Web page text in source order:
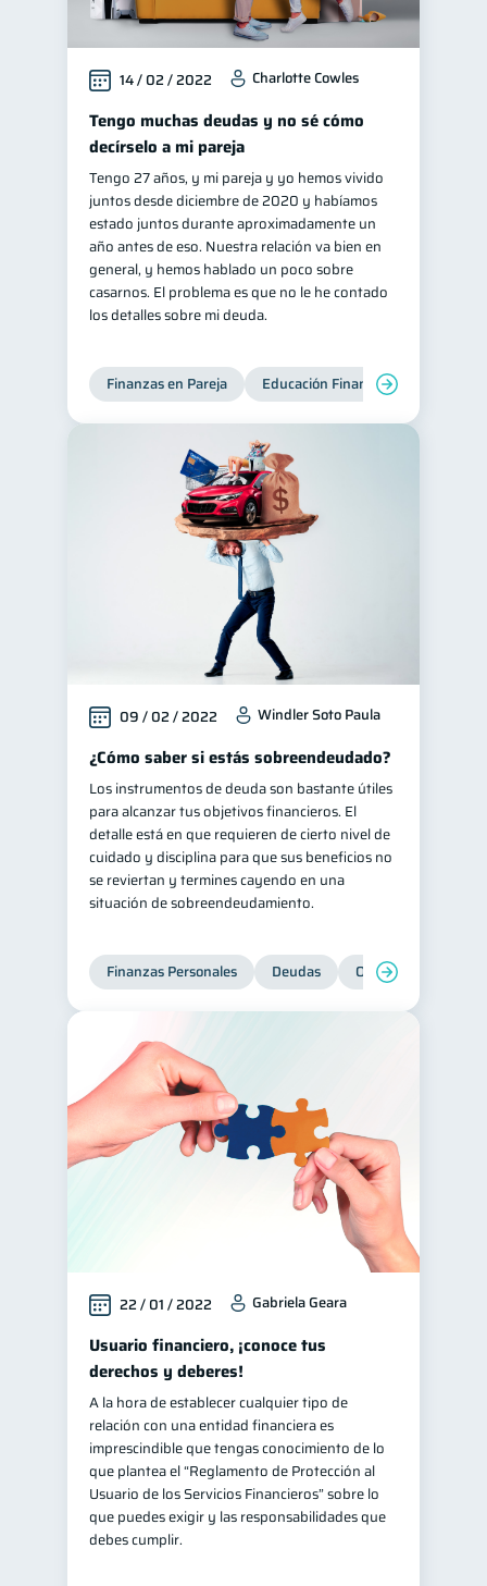
14 / 02 / 2022 Charlotte Cowles
Tengo muchas deudas y no sé cómo
decírselo a mi pareja
Tengo 27 años, y mi pareja y yo hemos vivido
juntos desde diciembre de 2020 y habíamos
estado juntos durante aproximadamente un
año antes de eso. Nuestra relación va bien en
general, y hemos hablado un poco sobre
casarnos. El problema es que no le he contado
los detalles sobre mi deuda.
Finanzas en Pareja Educación Financiera
09 / 02 / 2022 Windler Soto Paula
¿Cómo saber si estás sobreendeudado?
Los instrumentos de deuda son bastante útiles
para alcanzar tus objetivos financieros. El
detalle está en que requieren de cierto nivel de
cuidado y disciplina para que sus beneficios no
se reviertan y termines cayendo en una
situación de sobreendeudamiento.
Finanzas Personales Deudas Organización
22 / 01 / 2022 Gabriela Geara
Usuario financiero, ¡conoce tus
derechos y deberes!
A la hora de establecer cualquier tipo de
relación con una entidad financiera es
imprescindible que tengas conocimiento de lo
que plantea el “Reglamento de Protección al
Usuario de los Servicios Financieros” sobre lo
que puedes exigir y las responsabilidades que
debes cumplir.